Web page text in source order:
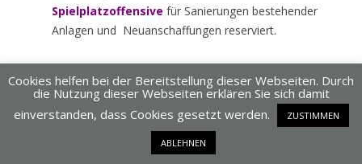
Spielplatzoffensive für Sanierungen bestehender
Anlagen und Neuanschaffungen reserviert.
Ebenfalls ca. € 100.000,- werden ein neuerUrnenhain
und neue Urnengräberfür den Friedhof kosten.
Neben den sowieso geplanten Straßengestaltungen
werden wir knapp € 150.000,- für kleinere Maßnahmen
Cookies helfen bei der Bereitstellung dieser Webseiten. Durch
die Nutzung dieser Webseiten erklären Sie sich damit
einverstanden, dass Cookies gesetzt werden.
ZUSTIMMEN
ABLEHNEN